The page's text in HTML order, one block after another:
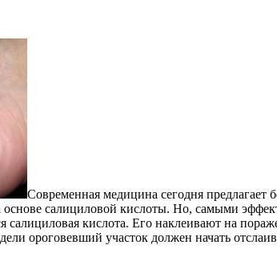
Современная медицина сегодня
основе салициловой кислоты. Но, самыми
салициловая кислота. Его наклеивают на
ороговевший участок должен начать